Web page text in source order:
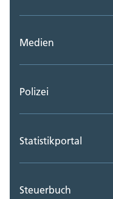
Medien
Polizei
Statistikportal
Steuerbuch